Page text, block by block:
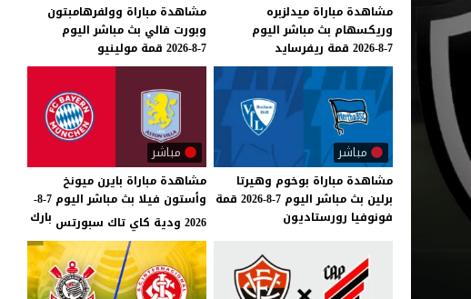
مشاهدة مباراة ميدلزبره
وريكسهام بث مباشر اليوم
7-8-2026
قمة ريفرسايد
مشاهدة مباراة وولفرهامبتون
وبورت فالي بث مباشر اليوم
7-8-2026
قمة مولينيو
مباشر
مشاهدة مباراة بوخوم وهيرتا
برلين بث مباشر اليوم 7-8-2026
قمة
فونوفيا رورستاديون
مباشر
مشاهدة مباراة بايرن ميونخ
وأستون فيلا بث مباشر اليوم 7-8-
2026 ودية كاي تاك سبورتس
بارك